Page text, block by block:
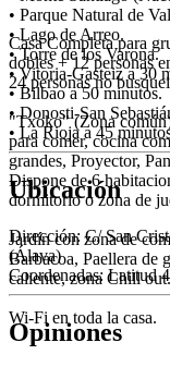
Casa Completa para
dobles + 12 personas
24 personas no
"Txoko" (Zona
para comer, cocina
grandes, Proyector,
Dispone de 6
dormitorio o zona de
Jardín con zona de
Barbacoa, Paellera de
caliente, zona Chill out.
Wi-Fi en toda la casa.
• Parque Natural de
• Lago de Arreo.
• Torre de los Varona.
• Vitoria-Gasteiz a 30
• Bilbao a 50 minutos.
• Donosti-San
• La Rioja a 45
Ubicación
Dirección:C/ San
(Álava)
Coordenadas:Latitud
Opiniones